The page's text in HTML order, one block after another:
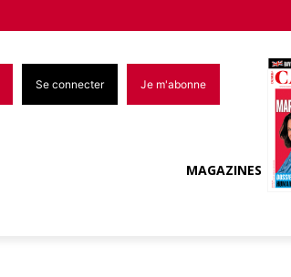
Se connecter Je m'abonne
MAGAZINES